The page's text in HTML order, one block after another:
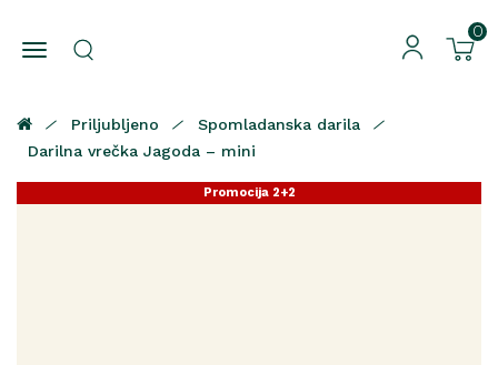
0
Priljubljeno
Spomladanska darila
Darilna vrečka Jagoda – mini
Promocija 2+2